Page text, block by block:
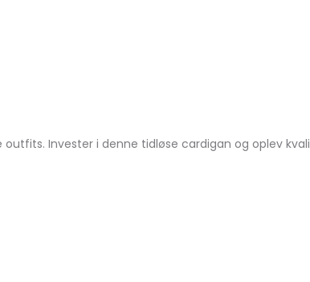
Invester i denne tidløse cardigan og oplev